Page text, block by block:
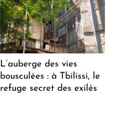
L’auberge des vies
bousculées : à Tbilissi, le
refuge secret des exilés